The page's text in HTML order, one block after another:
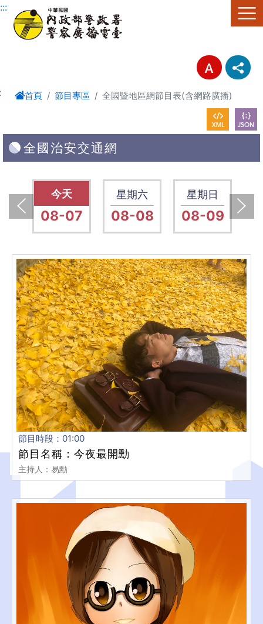
進入內容區塊
:::
首頁 節目專區 全國暨地區網節目表(含網路廣播)
全國治安交通網
上一張(Previous)
星期五
08-07
星期六
08-08
星期日
08-09 下一張(Next)
節目時段：01:00
節目名稱：今夜最開勳
主持人：易勳